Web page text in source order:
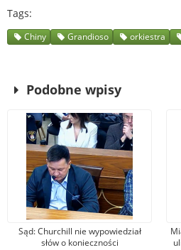
Tags
Chiny Grandioso orkiestra
Podobne wpisy
Sąd: Churchill nie wypowiedział
słów o konieczności